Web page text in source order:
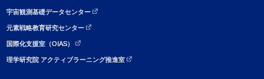
宇宙観測基礎データセンター
元素戦略教育研究センター
国際化支援室（OIAS）
理学研究院 アクティブラーニング推進室